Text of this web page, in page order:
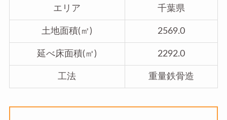
エリア 千葉県
土地面積(㎡) 2569.0
延べ床面積(㎡) 2292.0
工法 重量鉄骨造